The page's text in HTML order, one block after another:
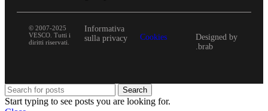
© 2007-2025
VESCO. Tutti i
diritti riservati.
Informativa
sulla privacy
Cookies
Designed by
.brab
Search
Start typing to see posts you are looking for.